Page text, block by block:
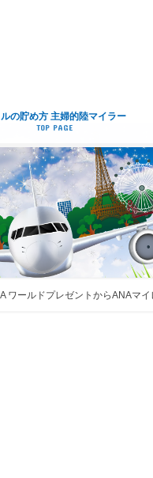
の貯め方 主婦的陸マイラー
TOP PAGE
ワールドプレゼントからANAマ